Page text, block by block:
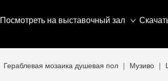
Посмотреть на выставочный зал
Гераблевая мозаика душевая пол ｜ Музиво ｜